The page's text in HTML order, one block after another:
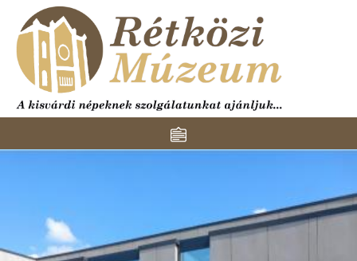
Skip to main content
Toggle navigation